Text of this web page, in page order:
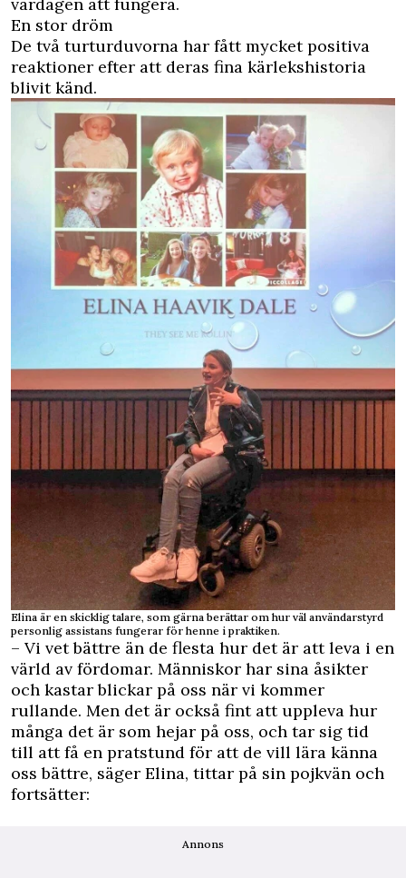
En stor dröm
De två turturduvorna har fått mycket positiva
reaktioner efter att deras fina kärlekshistoria
blivit känd.
Elina är en skicklig talare, som gärna berättar om hur väl användarstyrd
personlig assistans fungerar för henne i praktiken.
– Vi vet bättre än de flesta hur det är att leva i en
värld av fördomar. Människor har sina åsikter
och kastar blickar på oss när vi kommer
rullande. Men det är också fint att uppleva hur
många det är som hejar på oss, och tar sig tid
till att få en pratstund för att de vill lära känna
oss bättre, säger Elina, tittar på sin pojkvän och
fortsätter:
Annons